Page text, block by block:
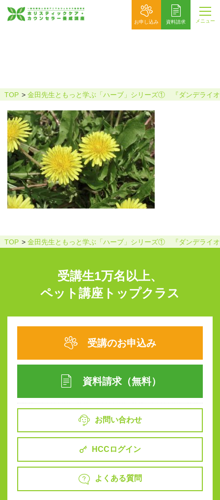
お申し込み 資料請求 メニュー
TOP 金田先生ともっと学ぶ「ハーブ」シリーズ① 『ダンデライ
TOP 金田先生ともっと学ぶ「ハーブ」シリーズ① 『ダンデライ
受講生1万名以上、
ペット講座トップクラス
受講のお申込み
資料請求（無料）
お問い合わせ
HCCログイン
よくある質問